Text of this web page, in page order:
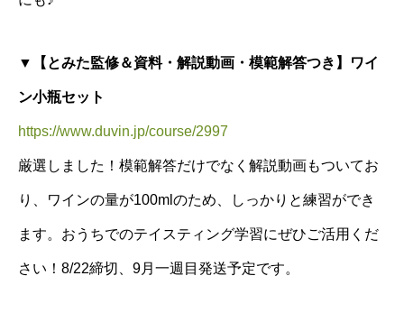
▼【とみた監修＆資料・解説動画・模範解答つき】ワイ
ン小瓶セット
https://www.duvin.jp/course/2997
厳選しました！模範解答だけでなく解説動画もついてお
り、ワインの量が100mlのため、しっかりと練習ができ
ます。おうちでのテイスティング学習にぜひご活用くだ
さい！8/22締切、9月一週目発送予定です。